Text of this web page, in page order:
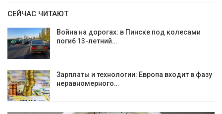
СЕЙЧАС ЧИТАЮТ
Война на дорогах: в Пинске под колесами
погиб 13-летний…
Зарплаты и технологии: Европа входит в фазу
неравномерного…